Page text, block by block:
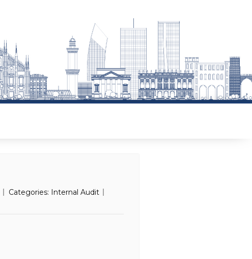
Categories: Internal Audit